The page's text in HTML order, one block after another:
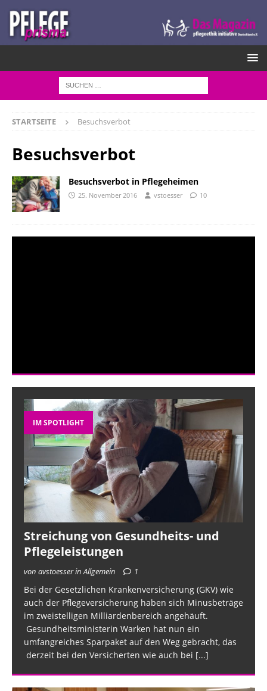
STARTSEITE Besuchsverbot
Besuchsverbot
Besuchsverbot in Pflegeheimen
25. November 2016 vstoesser 10
IM SPOTLIGHT
Streichung von Gesundheits- und
Pflegeleistungen
von avstoesser in Allgemein 1
Bei der Gesetzlichen Krankenversicherung (GKV) wie
auch der Pflegeversicherung haben sich Minusbeträge
im zweistelligen Milliardenbereich angehäuft.
Gesundheitsministerin Warken hat nun ein
umfangreiches Sparpaket auf den Weg gebracht, das
derzeit bei den Versicherten wie auch bei [...]